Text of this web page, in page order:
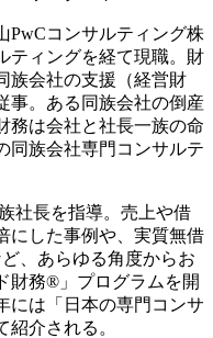
PwCコンサルティング株
ティングを経て現職。財
族会社の支援（経営財
事。ある同族会社の倒産
務は会社と社長一族の命
同族会社専門コンサルテ
社長を指導。売上や借
にした事例や、実質無借
、あらゆる角度からお
財務®」プログラムを開
には「日本の専門コンサ
介される。